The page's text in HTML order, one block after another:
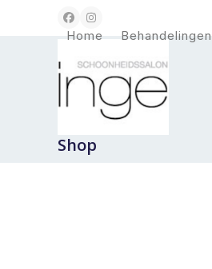
FacebookInstagram
Home
Behandelingen
Shop